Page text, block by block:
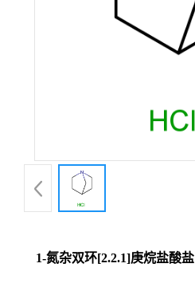
1-氮杂双环[2.2.1]庚烷盐酸盐